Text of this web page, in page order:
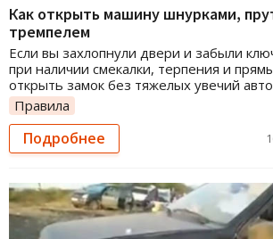
Как открыть машину шнурками,
тремпелем
Если вы захлопнули двери и забыли
при наличии смекалки, терпения и
открыть замок без тяжелых увечий
Правила
Подробнее